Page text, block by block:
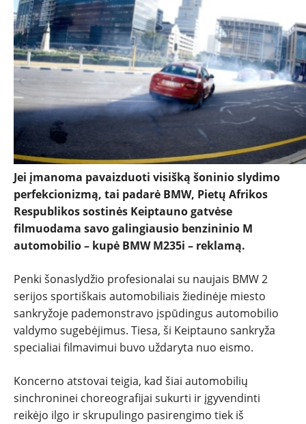
NAUJIENOS
TESTAI
NAUJI
NAUDOTI
REPORTAŽAI
SPORTAS
PATARIMAI
ĮVAIRENYBĖS
Jei įmanoma pavaizduoti visišką šoninio slydimo
perfekcionizmą, tai padarė BMW, Pietų Afrikos
Respublikos sostinės Keiptauno gatvėse
filmuodama savo galingiausio benzininio M
automobilio – kupė BMW M235i – reklamą.
Penki šonaslydžio profesionalai su naujais BMW 2
serijos sportiškais automobiliais žiedinėje miesto
sankryžoje pademonstravo įspūdingus automobilio
valdymo sugebėjimus. Tiesa, ši Keiptauno sankryža
specialiai filmavimui buvo uždaryta nuo eismo.
Koncerno atstovai teigia, kad šiai automobilių
sinchroninei choreografijai sukurti ir įgyvendinti
reikėjo ilgo ir skrupulingo pasirengimo tiek iš